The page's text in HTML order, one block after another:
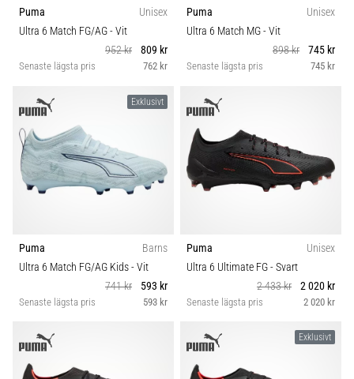
Puma
Unisex
Ultra 6 Match FG/AG- Vit
952 kr
809 kr
Senaste lägsta pris 762 kr
Puma
Unisex
Ultra 6 Match MG- Vit
898 kr
745 kr
Senaste lägsta pris 745 kr
Exklusivt
Puma
Barns
Ultra 6 Match FG/AG Kids- Vit
741 kr
593 kr
Senaste lägsta pris 593 kr
Puma
Unisex
Ultra 6 Ultimate FG- Svart
2 433 kr
2 020 kr
Senaste lägsta pris 2 020 kr
Exklusivt